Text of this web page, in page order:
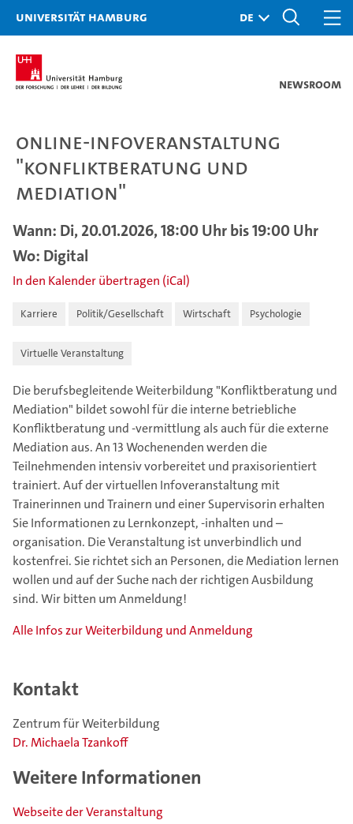
Universität Hamburg
Newsroom
Online-Infoveranstaltung
"Konfliktberatung und
Mediation"
Wann: Di, 20.01.2026, 18:00 Uhr bis 19:00 Uhr
Wo: Digital
In den Kalender übertragen (iCal)
Karriere Politik/Gesellschaft Wirtschaft Psychologie
Virtuelle Veranstaltung
Die berufsbegleitende Weiterbildung "Konfliktberatung und
Mediation" bildet sowohl für die interne betriebliche
Konfliktberatung und -vermittlung als auch für die externe
Mediation aus. An 13 Wochenenden werden die
Teilnehmenden intensiv vorbereitet und praxisorientiert
trainiert. Auf der virtuellen Infoveranstaltung mit
Trainerinnen und Trainern und einer Supervisorin erhalten
Sie Informationen zu Lernkonzept, -inhalten und –
organisation. Die Veranstaltung ist unverbindlich und
kostenfrei. Sie richtet sich an Personen, die Mediation lernen
wollen und auf der Suche nach der richtigen Ausbildung
sind. Wir bitten um Anmeldung!
Alle Infos zur Weiterbildung und Anmeldung
Kontakt
Zentrum für Weiterbildung
Dr. Michaela Tzankoff
Weitere Informationen
Webseite der Veranstaltung